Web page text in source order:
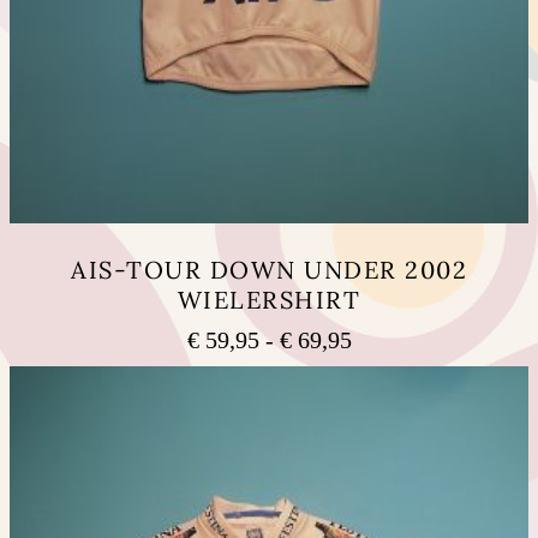
AIS-TOUR DOWN UNDER 2002
WIELERSHIRT
€59,95 - €69,95Prijsklasse:
€ 59,95
optie
kan